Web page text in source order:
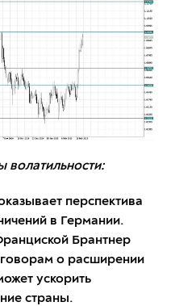
волатильности:
перспектива
в Германии.
Брантнер
о расширении
ускорить
страны.